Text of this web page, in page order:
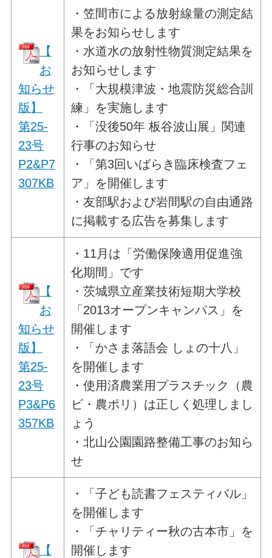
【
お
知らせ
版】
第25-
23号
P2&P7
307KB
・笠間市による放射線量の測定結
果をお知らせします
・水道水の放射性物質測定結果を
お知らせします
・「大規模津波・地震防災総合訓
練」を実施します
・「没後50年 板谷波山展」関連
行事のお知らせ
・「第3回いばらき臨床検査フェ
ア」を開催します
・友部駅および岩間駅の自由通路
に掲載する広告を募集します
【
お
知らせ
版】
第25-
23号
P3&P6
357KB
・11月は「労働保険適用促進強
化期間」です
・茨城県立産業技術短期大学校
「2013オープンキャンパス」を
開催します
・「かさま落語会 しょの十八」
を開催します
・使用済農業用プラスチック（農
ビ・農ポリ）は正しく処理しまし
ょう
・北山公園園路整備工事のお知ら
せ
【
・「子ども読書フェスティバル」
を開催します
・「チャリティー秋の古本市」を
開催します